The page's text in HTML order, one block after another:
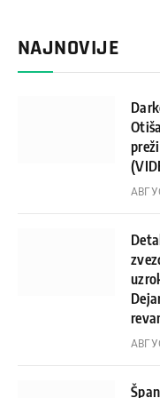
NAJNOVIJE